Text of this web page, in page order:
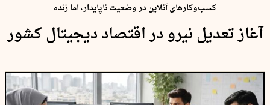
کسب‌وکارهای آنلاین در وضعیت ناپایدار، اما زنده
آغاز تعدیل نیرو در اقتصاد دیجیتال کشور